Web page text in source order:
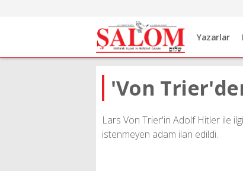
Yazarlar
'Von
Lars Von Trier'in Adolf Hitler ile
istenmeyen adam ilan edildi.